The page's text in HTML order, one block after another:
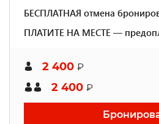
БЕСПЛАТНАЯ отмена
ПЛАТИТЕ НА МЕСТЕ —
2 400 ₽
2 400 ₽